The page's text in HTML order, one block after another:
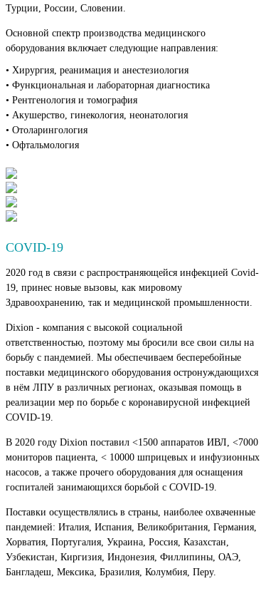
Турции, России, Словении.
Основной спектр производства медицинского
оборудования включает следующие направления:
• Хирургия, реанимация и анестезиология
• Функциональная и лабораторная диагностика
• Рентгенология и томография
• Акушерство, гинекология, неонатология
• Отоларингология
• Офтальмология
COVID-19
2020 год в связи с распространяющейся инфекцией Covid-
19, принес новые вызовы, как мировому
Здравоохранению, так и медицинской промышленности.
Dixion - компания с высокой социальной
ответственностью, поэтому мы бросили все свои силы на
борьбу с пандемией. Мы обеспечиваем бесперебойные
поставки медицинского оборудования остронуждающихся
в нём ЛПУ в различных регионах, оказывая помощь в
реализации мер по борьбе с коронавирусной инфекцией
COVID-19.
В 2020 году Dixion поставил <1500 аппаратов ИВЛ, <7000
мониторов пациента, < 10000 шприцевых и инфузионных
насосов, а также прочего оборудования для оснащения
госпиталей занимающихся борьбой с COVID-19.
Поставки осуществлялись в страны, наиболее охваченные
пандемией: Италия, Испания, Великобритания, Германия,
Хорватия, Португалия, Украина, Россия, Казахстан,
Узбекистан, Киргизия, Индонезия, Филлипины, ОАЭ,
Бангладеш, Мексика, Бразилия, Колумбия, Перу.